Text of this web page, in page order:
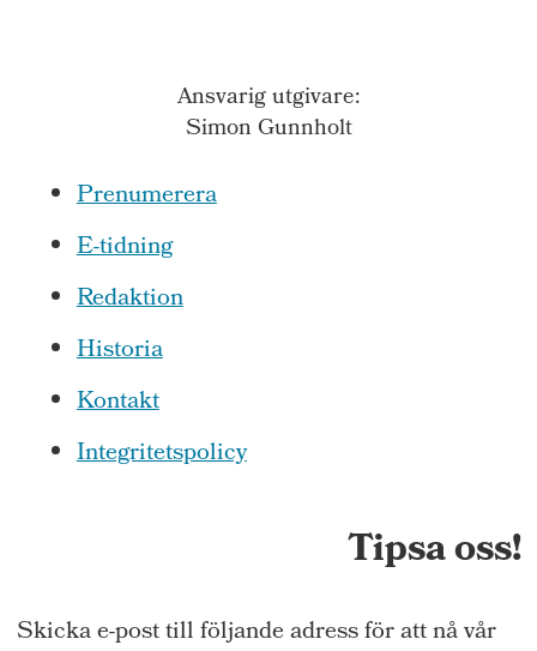
Ansvarig utgivare:
Simon Gunnholt
Prenumerera
E-tidning
Redaktion
Historia
Kontakt
Integritetspolicy
Tipsa oss!
Skicka e-post till följande adress för att nå vår